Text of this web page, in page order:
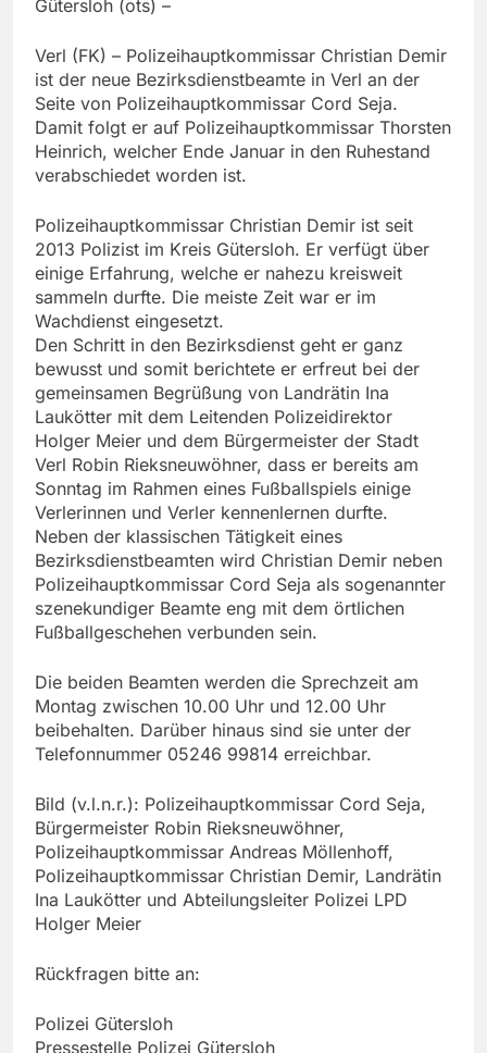
Gütersloh (ots) –
Verl (FK) – Polizeihauptkommissar Christian Demir
ist der neue Bezirksdienstbeamte in Verl an der
Seite von Polizeihauptkommissar Cord Seja.
Damit folgt er auf Polizeihauptkommissar Thorsten
Heinrich, welcher Ende Januar in den Ruhestand
verabschiedet worden ist.
Polizeihauptkommissar Christian Demir ist seit
2013 Polizist im Kreis Gütersloh. Er verfügt über
einige Erfahrung, welche er nahezu kreisweit
sammeln durfte. Die meiste Zeit war er im
Wachdienst eingesetzt.
Den Schritt in den Bezirksdienst geht er ganz
bewusst und somit berichtete er erfreut bei der
gemeinsamen Begrüßung von Landrätin Ina
Laukötter mit dem Leitenden Polizeidirektor
Holger Meier und dem Bürgermeister der Stadt
Verl Robin Rieksneuwöhner, dass er bereits am
Sonntag im Rahmen eines Fußballspiels einige
Verlerinnen und Verler kennenlernen durfte.
Neben der klassischen Tätigkeit eines
Bezirksdienstbeamten wird Christian Demir neben
Polizeihauptkommissar Cord Seja als sogenannter
szenekundiger Beamte eng mit dem örtlichen
Fußballgeschehen verbunden sein.
Die beiden Beamten werden die Sprechzeit am
Montag zwischen 10.00 Uhr und 12.00 Uhr
beibehalten. Darüber hinaus sind sie unter der
Telefonnummer 05246 99814 erreichbar.
Bild (v.l.n.r.): Polizeihauptkommissar Cord Seja,
Bürgermeister Robin Rieksneuwöhner,
Polizeihauptkommissar Andreas Möllenhoff,
Polizeihauptkommissar Christian Demir, Landrätin
Ina Laukötter und Abteilungsleiter Polizei LPD
Holger Meier
Rückfragen bitte an:
Polizei Gütersloh
Pressestelle Polizei Gütersloh